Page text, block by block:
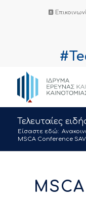
Τελευταίες
Είσαστε εδώ:
MSCA Conference